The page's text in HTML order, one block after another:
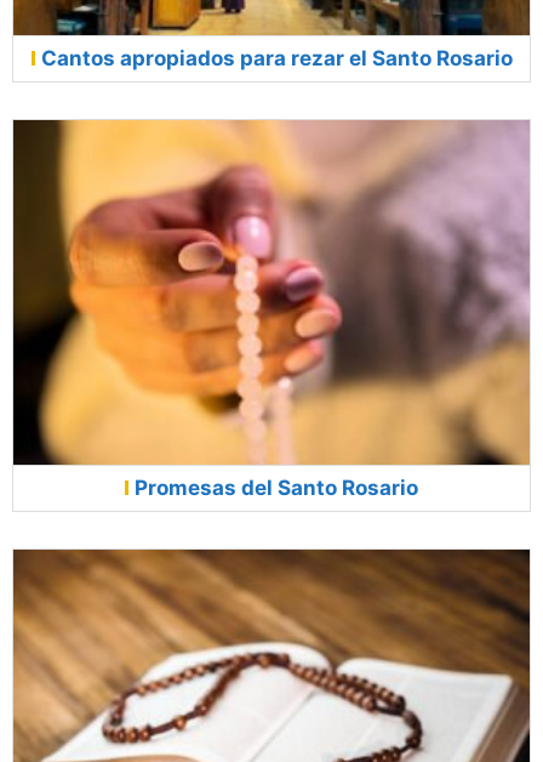
Cantos apropiados para rezar el Santo Rosario
Promesas del Santo Rosario